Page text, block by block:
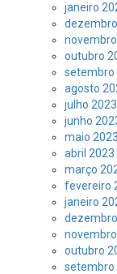
janeiro
outubro
setembro
agosto
julho 2023
junho
maio 2023
abril 2023
março
fevereiro
janeiro
outubro
setembro